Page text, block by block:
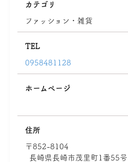
カテゴリ
ファッション・雑貨
TEL
0958481128
ホームページ
住所
〒852-8104
長崎県長崎市茂里町1番55号